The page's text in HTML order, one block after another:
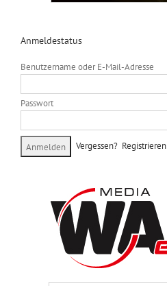
Anmeldestatus
Benutzername oder E-Mail-Adresse
Passwort
Vergessen? Registrieren